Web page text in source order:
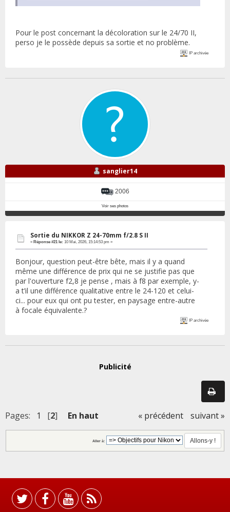
Pour le post concernant la décoloration sur le 24/70 II,
perso je le possède depuis sa sortie et no problème.
IP archivée
sanglier14
2006
Voir ses photos
Sortie du NIKKOR Z 24-70mm f/2.8 S II
« Réponse #21 le: 10 Mai, 2026, 15:14:53 pm »
Bonjour, question peut-être bête, mais il y a quand
même une différence de prix qui ne se justifie pas que
par l'ouverture f2,8 je pense , mais à f8 par exemple, y-
a t’il une différence qualitative entre le 24-120 et celui-
ci... pour eux qui ont pu tester, en paysage entre-autre
à focale équivalente.?
IP archivée
Publicité
Pages: 1 [2] En haut « précédent suivant »
Aller à: